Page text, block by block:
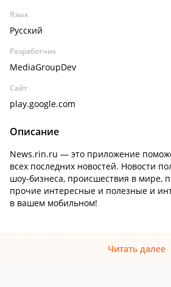
Язык
Русский
Разработчик
MediaGroupDev
Сайт
play.google.com
Описание
News.rin.ru — это приложение
всех последних новостей. Новости
шоу-бизнеса, происшествия в мире,
прочие интересные и полезные и
в вашем мобильном!
Читать далее